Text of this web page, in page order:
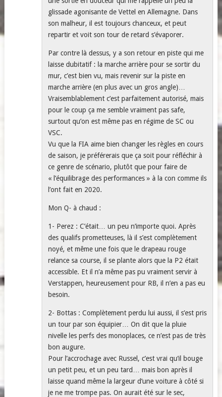
glissade agonisante de Vettel en Allemagne. Dans
son malheur, il est toujours chanceux, et peut
repartir et voit son tour de retard s’évaporer.
Par contre là dessus, y a son retour en piste qui me
laisse dubitatif : la marche arrière pour se sortir du
mur, c’est bien vu, mais revenir sur la piste en
marche arrière (en plus avec un gros angle)…
Vraisemblablement c’est parfaitement autorisé, mais
pour le coup ça me semble vraiment pas safe,
surtout qu’on est même pas en régime de SC ou
VSC.
Vu que la FIA aime bien changer les règles en cours
de saison, je préférerais que ça soit pour réfléchir à
ce genre de scénario, plutôt que pour faire de
« l’équilibrage des performances » à la con comme ils
l’ont fait en 2020.
Mon Q- à chaud :
1- Perez : C’était… un peu n’importe quoi. Après
des qualifs prometteuses, là il s’est complètement
noyé, et même une fois que le drapeau rouge
relance sa course, il se plante alors que la P2 était
accessible. Et il n’a même pas pu vraiment servir à
Verstappen, heureusement pour RB, il n’en a pas eu
besoin.
2- Bottas : Complètement perdu lui aussi, il s’est pris
un tour par son équipier… On dit que la pluie
nivelle les perfs des monoplaces, ce n’est pas de très
bon augure.
Pour l’accrochage avec Russel, c’est vrai qu’il bouge
un petit peu, et un peu tard… mais bon après il
laisse quand même la largeur d’une voiture à côté si
je ne me trompe pas. On aurait été sur le sec,